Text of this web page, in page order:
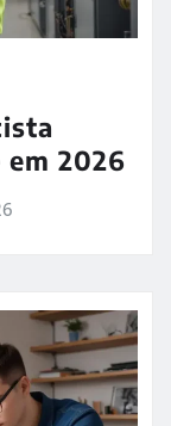
2026